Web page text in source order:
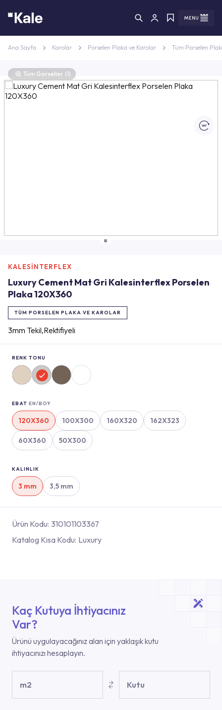
Menü Menü
Ana Sayfa Karolar Porselen Plaka ve Karolar Tüm Porselen
Tüm Görseller (1)
KALESİNTERFLEX
Luxury Cement Mat Gri Kalesinterflex Porselen
Plaka 120X360
TÜM PORSELEN PLAKA VE KAROLAR
3mm Tekil,Rektifiyeli
RENK TONU
EBAT EN/BOY
120X360 100X300 160X320 162X323
60X360 50X300
KALINLIK
3 mm 3,5 mm
Ürün Kodu: 310101103367
Katalog Kısa Kodu: Luxury
Kaç Kutuya İhtiyacınız
Var?
Ürünü uygulayacağınız alan için yaklaşık kutu
ihtiyacınızı hesaplayın.
m2 Kutu